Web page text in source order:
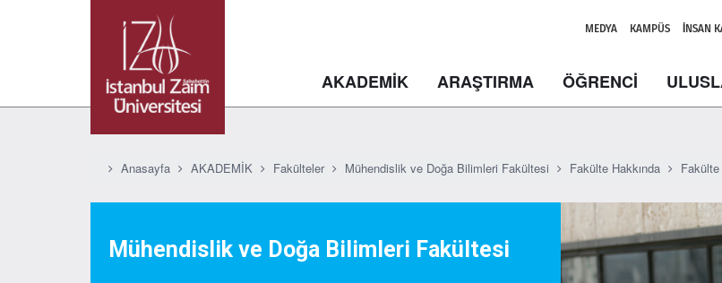
MEDYA KAMPÜS İNSAN
AKADEMİK ARAŞTIRMA ÖĞRENCİ
Anasayfa AKADEMİK Fakülteler Mühendislik ve Doğa Bilimleri Fakültesi Fakülte Hakkında
Mühendislik ve Doğa Bilimleri Fakültesi